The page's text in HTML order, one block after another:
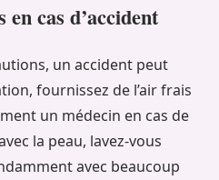
cas d’accident
un accident peut
fournissez de l’air frais
un médecin en cas de
la peau, lavez-vous
avec beaucoup